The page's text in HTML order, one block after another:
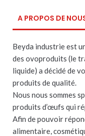
A PROPOS DE
Beyda industrie est
des ovoproduits (le
liquide) a décidé de
produits de qualité.
Nous nous sommes
produits d’œufs qui
Afin de pouvoir
alimentaire,